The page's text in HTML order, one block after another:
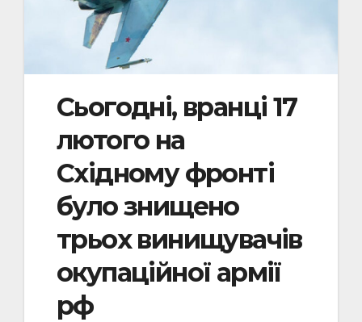
Сьогодні, вранці 17
лютого на
Східному фронті
було знищено
трьох винищувачів
окупаційної армії
рф